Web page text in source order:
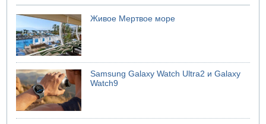
Живое Мертвое море
Samsung Galaxy Watch Ultra2 и Galaxy
Watch9